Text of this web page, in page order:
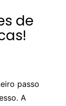
de
passo
A